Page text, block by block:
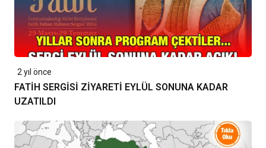
2 yıl önce
FATİH SERGİSİ ZİYARETİ EYLÜL SONUNA KADAR
UZATILDI